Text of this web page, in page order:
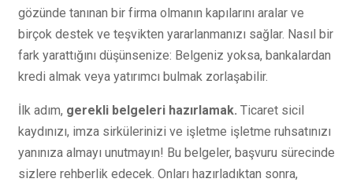
gözünde tanınan bir firma olmanın kapılarını aralar ve
birçok destek ve teşvikten yararlanmanızı sağlar. Nasıl bir
fark yarattığını düşünsenize: Belgeniz yoksa, bankalardan
kredi almak veya yatırımcı bulmak zorlaşabilir.
İlk adım, gerekli belgeleri hazırlamak. Ticaret sicil
kaydınızı, imza sirkülerinizi ve işletme işletme ruhsatınızı
yanınıza almayı unutmayın! Bu belgeler, başvuru sürecinde
sizlere rehberlik edecek. Onları hazırladıktan sonra,